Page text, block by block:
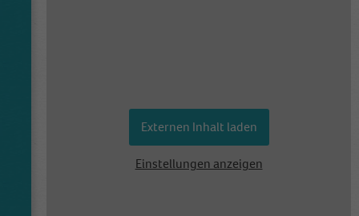
Externen Inhalt laden
Einstellungen anzeigen
the number visitors, the source where they
have come from, and the pages visited in an
anonymous form.